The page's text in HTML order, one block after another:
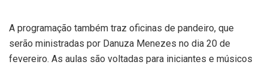
A programação também traz oficinas de pandeiro, que
serão ministradas por Danuza Menezes no dia 20 de
fevereiro. As aulas são voltadas para iniciantes e músicos